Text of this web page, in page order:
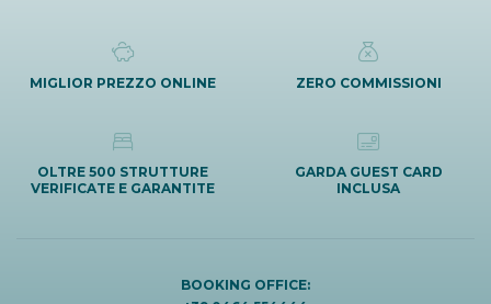
MIGLIOR PREZZO ONLINE ZERO COMMISSIONI
OLTRE 500 STRUTTURE
VERIFICATE E GARANTITE
GARDA GUEST CARD
INCLUSA
BOOKING OFFICE: